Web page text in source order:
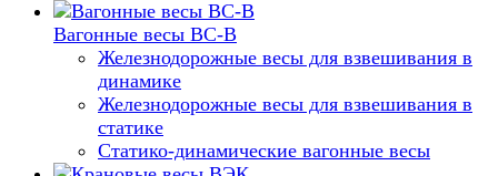
Вагонные весы ВС-В
Железнодорожные весы для взвешивания в
динамике
Железнодорожные весы для взвешивания в
статике
Статико-динамические вагонные весы